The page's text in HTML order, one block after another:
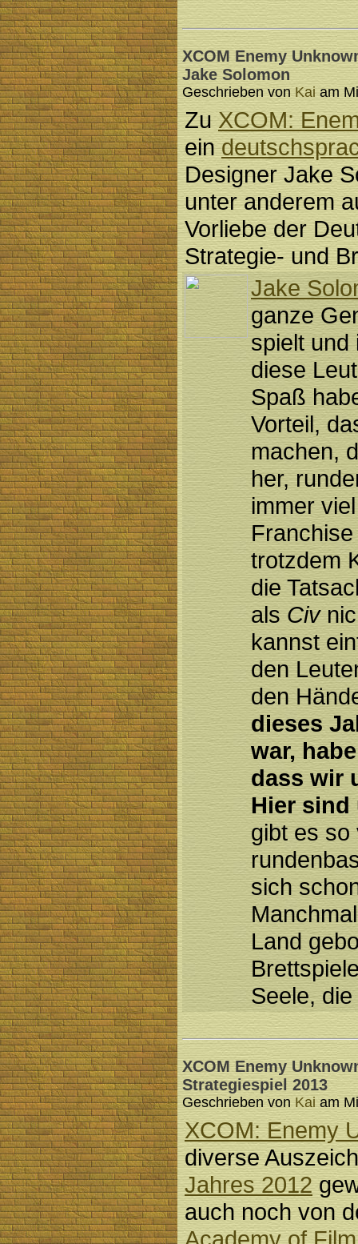
XCOM Enemy
Jake Solomon
Geschrieben vonKai am
ZuXCOM:
ein
Designer Jake
unter anderem
Vorliebe der
Strategie- und
Jake
ganze
spielt und
diese
Spaß
Vorteil,
machen,
her,
immer
trotzdem
die
alsCiv
kannst
den
den
dieses
war,
dass wir
Hier sind
gibt es so
sich
Land
Seele,
XCOM Enemy
Strategiespiel 2013
Geschrieben von Kai am
XCOM: Enemy
diverse
Jahres 2012
auch noch von